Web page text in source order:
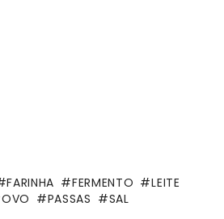
FARINHA FERMENTO
LEITE
OVO PASSAS SAL